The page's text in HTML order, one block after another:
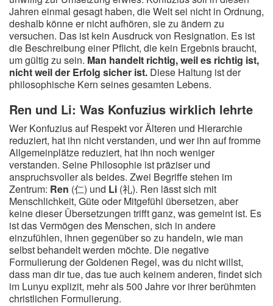
Jahren einmal gesagt haben, die Welt sei nicht in Ordnung,
deshalb könne er nicht aufhören, sie zu ändern zu
versuchen. Das ist kein Ausdruck von Resignation. Es ist
die Beschreibung einer Pflicht, die kein Ergebnis braucht,
um gültig zu sein. Man handelt richtig, weil es richtig ist,
nicht weil der Erfolg sicher ist. Diese Haltung ist der
philosophische Kern seines gesamten Lebens.
Ren und Li: Was Konfuzius wirklich lehrte
Wer Konfuzius auf Respekt vor Älteren und Hierarchie
reduziert, hat ihn nicht verstanden, und wer ihn auf fromme
Allgemeinplätze reduziert, hat ihn noch weniger
verstanden. Seine Philosophie ist präziser und
anspruchsvoller als beides. Zwei Begriffe stehen im
Zentrum: Ren (仁) und Li (礼). Ren lässt sich mit
Menschlichkeit, Güte oder Mitgefühl übersetzen, aber
keine dieser Übersetzungen trifft ganz, was gemeint ist. Es
ist das Vermögen des Menschen, sich in andere
einzufühlen, ihnen gegenüber so zu handeln, wie man
selbst behandelt werden möchte. Die negative
Formulierung der Goldenen Regel, was du nicht willst,
dass man dir tue, das tue auch keinem anderen, findet sich
im Lunyu explizit, mehr als 500 Jahre vor ihrer berühmten
christlichen Formulierung.